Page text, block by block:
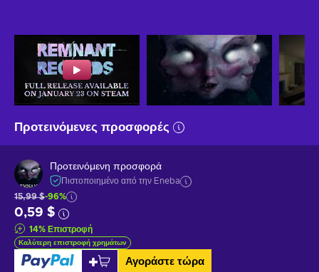
Προτεινόμενες προσφορές
Προτεινόμενη προσφορά
Πιστοποιημένο από την Eneba
15,99 $-96%
0,59 $
14% Επιστροφή
Καλύτερη επιστροφή χρημάτων
Αγοράστε τώρα